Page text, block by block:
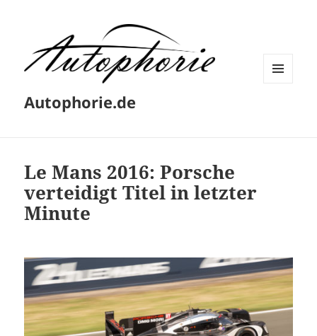
Autophorie.de
Le Mans 2016: Porsche
verteidigt Titel in letzter
Minute